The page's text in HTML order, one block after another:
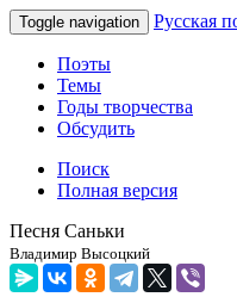
Toggle navigation Русская
Поэты
Темы
Годы творчества
Обсудить
Поиск
Полная версия
Песня Саньки
Владимир Высоцкий